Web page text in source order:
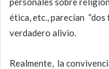
ética, etc., parecían “dos
verdadero alivio.
Realmente, la